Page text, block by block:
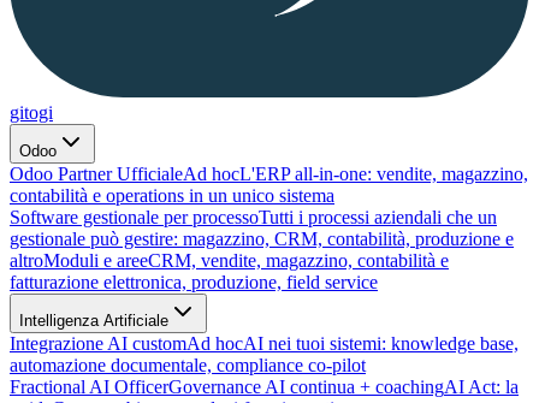
gitogi
Odoo
Odoo Partner UfficialeAd hocL'ERP all-in-one: vendite, magazzino,
contabilità e operations in un unico sistema
Software gestionale per processoTutti i processi aziendali che un
gestionale può gestire: magazzino, CRM, contabilità, produzione e
altroModuli e areeCRM, vendite, magazzino, contabilità e
fatturazione elettronica, produzione, field service
Intelligenza Artificiale
Integrazione AI customAd hocAI nei tuoi sistemi: knowledge base,
automazione documentale, compliance co-pilot
Fractional AI OfficerGovernance AI continua + coachingAI Act: la